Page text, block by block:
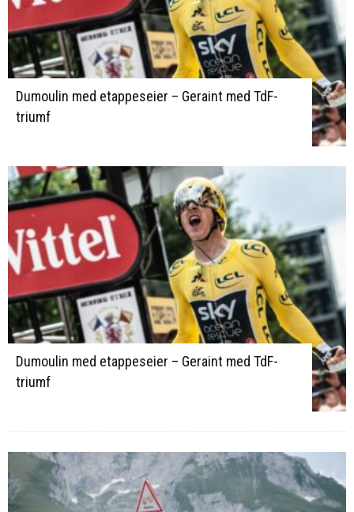
Dumoulin med etappeseier – Geraint med TdF-
triumf
Dumoulin med etappeseier – Geraint med TdF-
triumf